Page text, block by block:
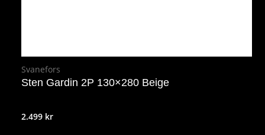
Svanefors
Sten Gardin 2P 130×280 Beige
2.499 kr